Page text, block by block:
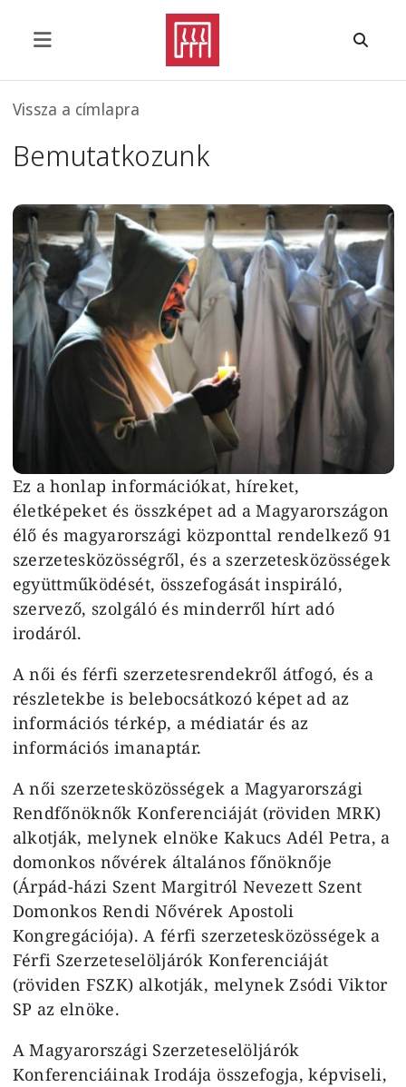
Morzsa
Vissza a címlapra
Bemutatkozunk
Image
Ez a honlap információkat, híreket,
életképeket és összképet ad a Magyarországon
élő és magyarországi központtal rendelkező 91
szerzetesközösségről, és a szerzetesközösségek
együttműködését, összefogását inspiráló,
szervező, szolgáló és minderről hírt adó
irodáról.
A női és férfi szerzetesrendekről átfogó, és a
részletekbe is belebocsátkozó képet ad az
információs térkép, a médiatár és az
információs imanaptár.
A női szerzetesközösségek a Magyarországi
Rendfőnöknők Konferenciáját (röviden MRK)
alkotják, melynek elnöke Kakucs Adél Petra, a
domonkos nővérek általános főnöknője
(Árpád-házi Szent Margitról Nevezett Szent
Domonkos Rendi Nővérek Apostoli
Kongregációja). A férfi szerzetesközösségek a
Férfi Szerzeteselöljárók Konferenciáját
(röviden FSZK) alkotják, melynek Zsódi Viktor
SP az elnöke.
A Magyarországi Szerzeteselöljárók
Konferenciáinak Irodája összefogja, képviseli,